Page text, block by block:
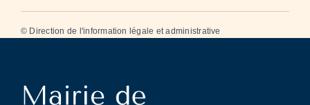
© Direction de l'information légale et administrative